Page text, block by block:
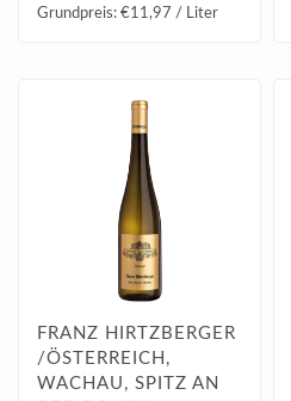
Grundpreis: €11,97 / Liter
FRANZ HIRTZBERGER
/ÖSTERREICH,
WACHAU, SPITZ AN